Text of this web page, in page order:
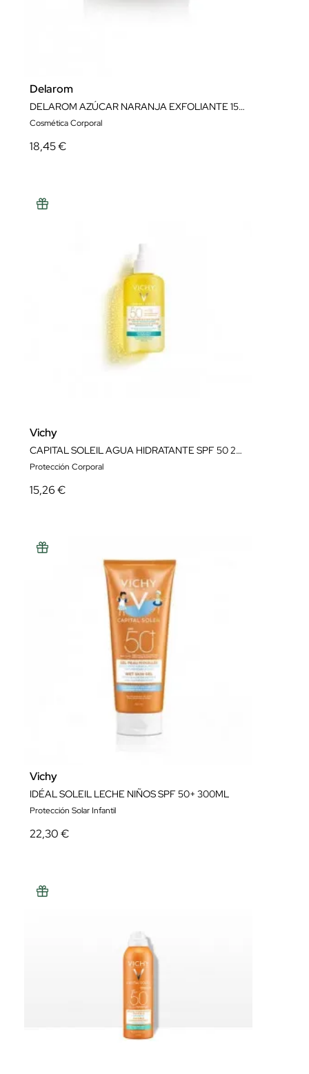
Delarom
DELAROM AZÚCAR NARANJA EXFOLIANTE 150ML
Cosmética Corporal
18,45 €
Vichy
CAPITAL SOLEIL AGUA HIDRATANTE SPF 50 200ML
Protección Corporal
15,26 €
Vichy
IDÉAL SOLEIL LECHE NIÑOS SPF 50+ 300ML
Protección Solar Infantil
22,30 €